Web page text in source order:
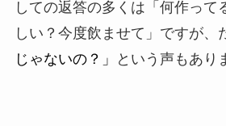
しての返答の多くは「何作って
しい？今度飲ませて」ですが、
じゃないの？」
という声もあり